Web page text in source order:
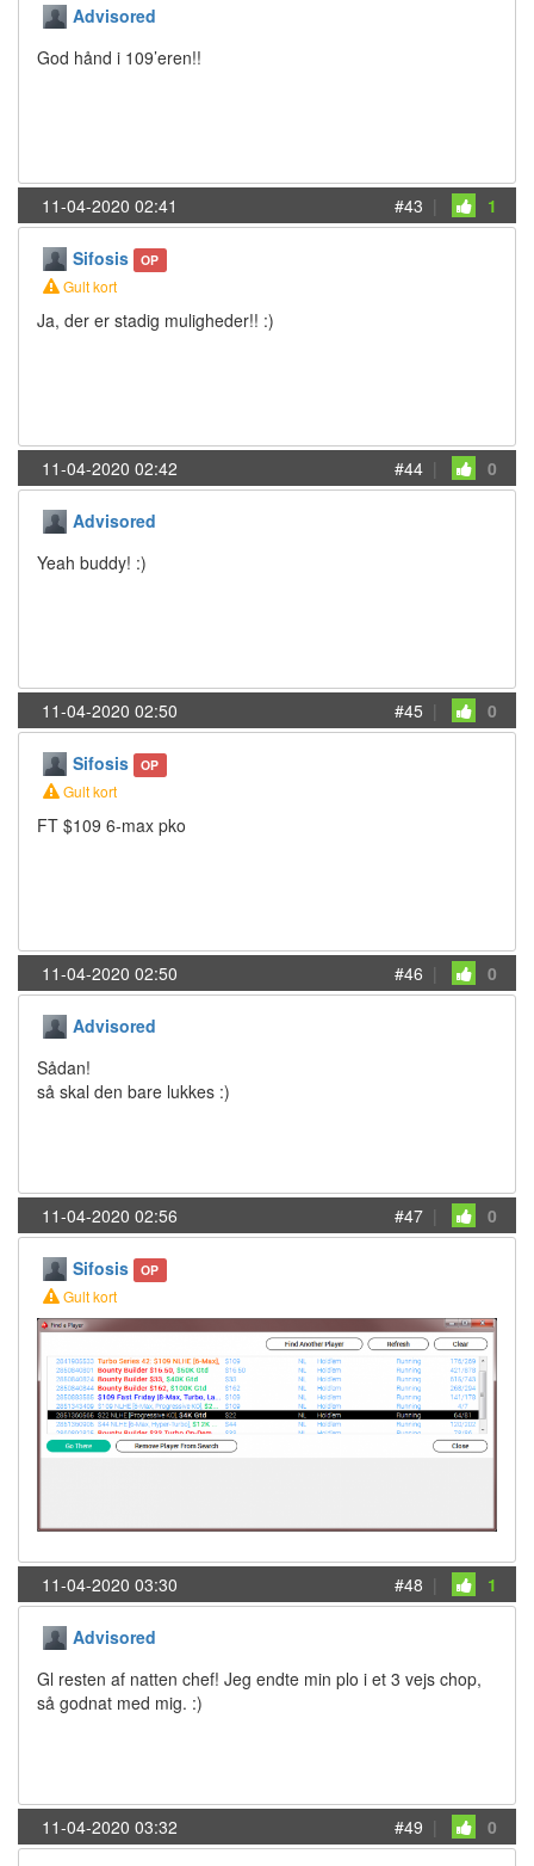
Advisored
God hånd i 109’eren!!
11-04-2020 02:41 #43 | 1
Sifosis OP
Gult kort
Ja, der er stadig muligheder!! :)
11-04-2020 02:42 #44 | 0
Advisored
Yeah buddy! :)
11-04-2020 02:50 #45 | 0
Sifosis OP
Gult kort
FT $109 6-max pko
11-04-2020 02:50 #46 | 0
Advisored
Sådan!
så skal den bare lukkes :)
11-04-2020 02:56 #47 | 0
Sifosis OP
Gult kort
11-04-2020 03:30 #48 | 1
Advisored
Gl resten af natten chef! Jeg endte min plo i et 3 vejs chop,
så godnat med mig. :)
11-04-2020 03:32 #49 | 0